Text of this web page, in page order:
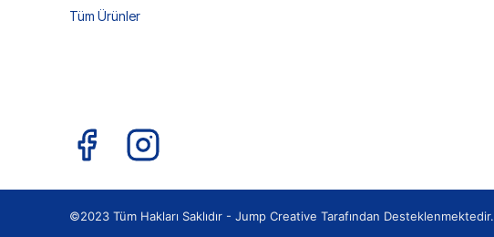
Tüm Ürünler
©2023 Tüm Hakları Saklıdır - Jump Creative Tarafından Desteklenmektedir.